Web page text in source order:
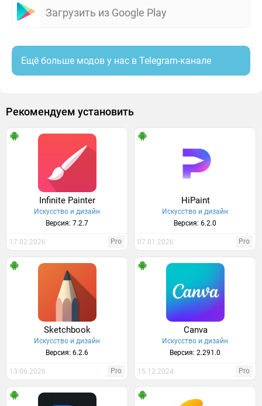
Загрузить из Google Play
Ещё больше модов у нас в Telegram-канале
Рекомендуем установить
Infinite Painter
Искусство и дизайн
Версия: 7.2.7
17.02.2026 Pro
HiPaint
Искусство и дизайн
Версия: 6.2.0
07.01.2026 Pro
Sketchbook
Искусство и дизайн
Версия: 6.2.6
13.06.2026 Pro
Canva
Искусство и дизайн
Версия: 2.291.0
15.12.2024 Pro